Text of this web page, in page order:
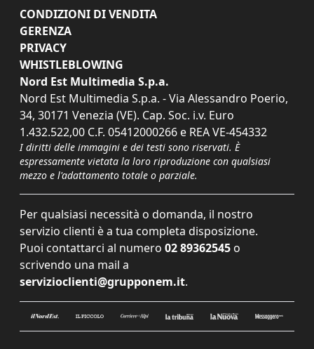
CONDIZIONI DI VENDITA
GERENZA
PRIVACY
WHISTLEBLOWING
Nord Est Multimedia S.p.a.
Nord Est Multimedia S.p.a. - Via Alessandro Poerio,
34, 30171 Venezia (VE). Cap. Soc. i.v. Euro
1.432.522,00 C.F. 05412000266 e REA VE-454332
I diritti delle immagini e dei testi sono riservati. È
espressamente vietata la loro riproduzione con qualsiasi
mezzo e l'adattamento totale o parziale.
Per qualsiasi necessità o domanda, il nostro
servizio clienti è a tua completa disposizione.
Puoi contattarci al numero 02 89362545 o
scrivendo una mail a
servizioclienti@grupponem.it.